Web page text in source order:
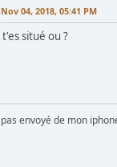
Nov 04, 2018, 05:41 PM
t'es situé ou ?
pas envoyé de mon